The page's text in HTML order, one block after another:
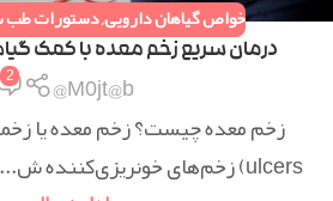
خواص گیاهان دارویی,دستورات طب
درمان سریع زخم معده با کمک
M0jt@b@
2
ulcers) زخم‌های خونریزی‌کننده ش...